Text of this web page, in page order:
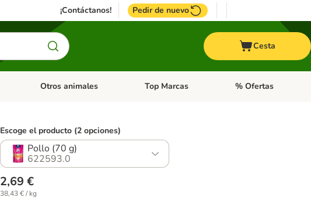
¡Contáctanos! Pedir de nuevo
Cesta
abierto: Roedores y +
Menú de categoria abierto: Pájaros
Otros animales Menú de categoria abierto: Otros animales
Top Marcas Menú de categoria
% Ofertas
Escoge el producto (2 opciones)
Pollo (70 g)
622593.0
2,69 €
38,43 € / kg